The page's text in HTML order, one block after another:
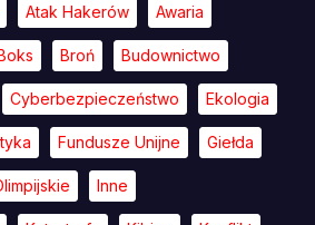
Atak Hakerów Awaria
Broń Budownictwo
Cyberbezpieczeństwo Ekologia
Fundusze Unijne Giełda
Inne